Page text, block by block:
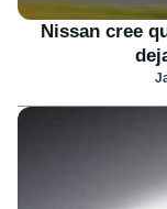
Nissan cree